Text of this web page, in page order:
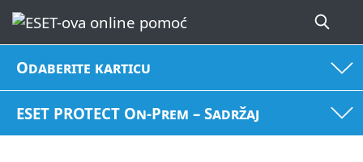
Odaberite karticu
ESET PROTECT On-Prem – Sadržaj